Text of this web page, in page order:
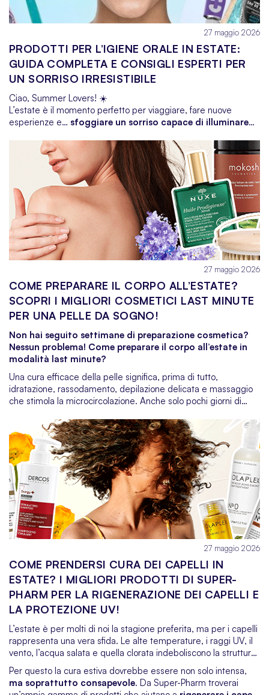
anche con 35 gradi all’ombra.
27 maggio 2026
PRODOTTI PER L’IGIENE ORALE IN ESTATE:
GUIDA COMPLETA E CONSIGLI ESPERTI PER
UN SORRISO IRRESISTIBILE
Ciao, Summer Lovers! ☀️
L’estate è il momento perfetto per viaggiare, fare nuove
esperienze e… sfoggiare un sorriso capace di illuminare
pianificare e pomeriggi in spiaggia, la cura dei denti passa
spesso in secondo piano. Eppure, bastano pochi accorgimenti
per mantenere un’igiene orale impeccabile e un alito fresco
come la brezza marina. In questa guida super dettagliata,
scoprirai non solo i
prodotti must-have da portare sempre
con te
, ma anche tantissimi trucchi e abitudini light per un
sorriso bianco, sano e irresistibile.
27 maggio 2026
COME PREPARARE IL CORPO ALL’ESTATE?
SCOPRI I MIGLIORI COSMETICI LAST MINUTE
PER UNA PELLE DA SOGNO!
Non hai seguito settimane di preparazione cosmetica?
Nessun problema! Come preparare il corpo all’estate in
modalità last minute?
Una cura efficace della pelle significa, prima di tutto,
idratazione, rassodamento, depilazione delicata e massaggio
che stimola la microcircolazione. Anche solo pochi giorni di
visibilmente la condizione della pelle. In questo articolo ti
mostriamo quali prodotti vale la pena scegliere per prendersi
cura del corpo poco prima delle vacanze – senza stress e con
un effetto glow assicurato.
27 maggio 2026
COME PRENDERSI CURA DEI CAPELLI IN
ESTATE? I MIGLIORI PRODOTTI DI SUPER-
PHARM PER LA RIGENERAZIONE DEI CAPELLI E
LA PROTEZIONE UV!
L’estate è per molti di noi la stagione preferita, ma per i capelli
rappresenta una vera sfida. Le alte temperature, i raggi UV, il
vento, l’acqua salata e quella clorata indeboliscono la struttura
del capello, causando secchezza, sbiadimento del colore e,
nei casi più estremi, fragilità e caduta eccessiva.
Per questo la cura estiva dovrebbe essere non solo intensa,
ma soprattutto consapevole. Da Super-Pharm troverai